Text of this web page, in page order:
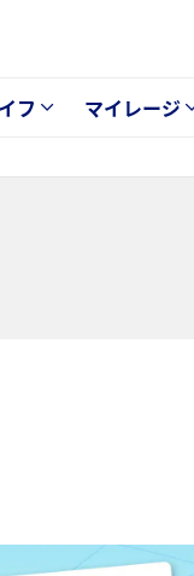
フ マイレージ